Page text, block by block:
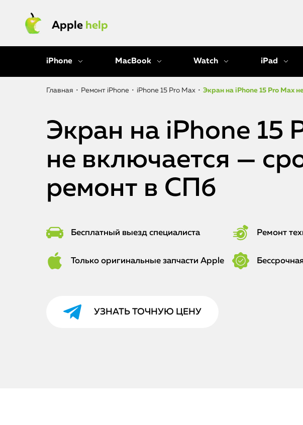
Apple help
iPhone MacBook Watch iPad
Главная • Ремонт iPhone • iPhone 15 Pro Max • Экран на iPhone 15 Pro Max
Экран на iPhone 15
не включается —
ремонт в СПб
Бесплатный выезд специалиста Ремонт
Только оригинальные запчасти Apple
УЗНАТЬ ТОЧНУЮ ЦЕНУ